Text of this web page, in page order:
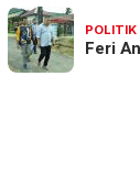
POLITIK
Feri